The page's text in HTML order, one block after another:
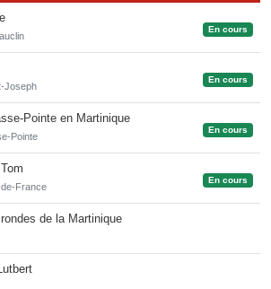
En cours
Joseph
En cours
Pointe en Martinique
Pointe
En cours
France
En cours
de la Martinique